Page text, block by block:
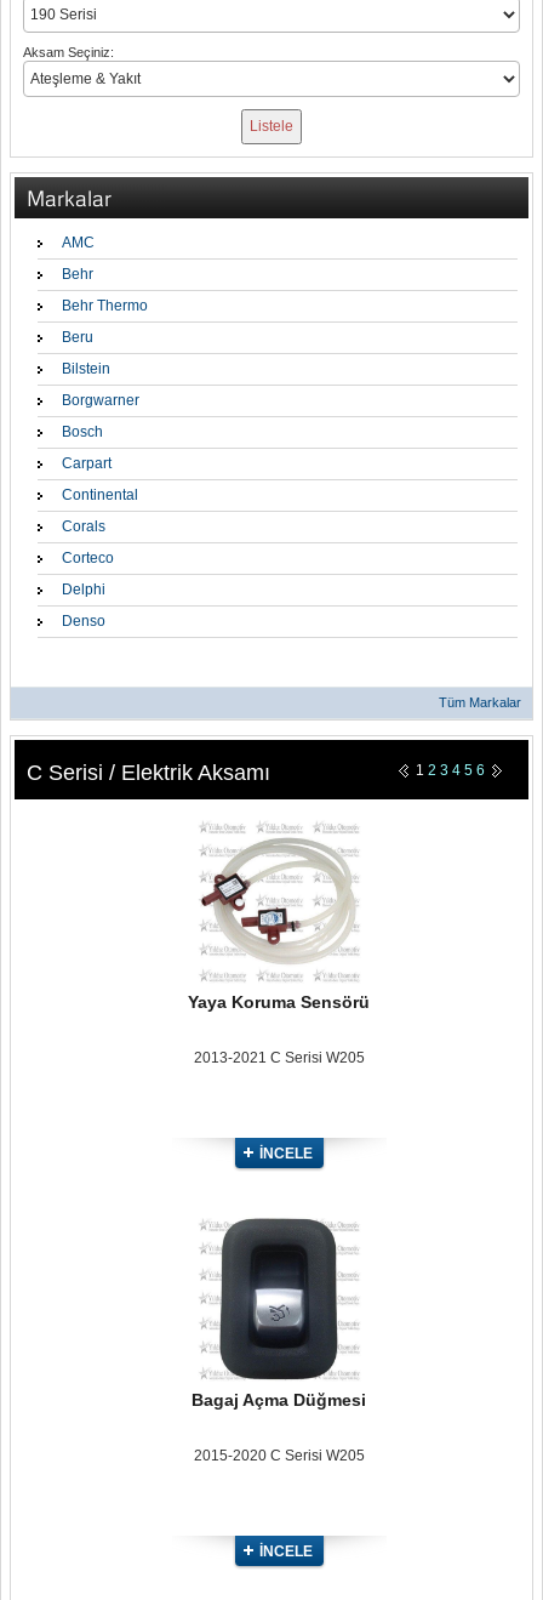
Aksam Seçiniz:
Markalar
AMC
Behr
Behr Thermo
Beru
Bilstein
Borgwarner
Bosch
Carpart
Continental
Corals
Corteco
Delphi
Denso
Tüm Markalar
C Serisi / Elektrik Aksamı 1 2 3 4 5 6
Yaya Koruma Sensörü
2013-2021 C Serisi W205
İNCELE
Bagaj Açma Düğmesi
2015-2020 C Serisi W205
İNCELE